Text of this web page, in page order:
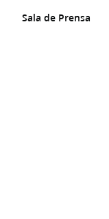
Sala de Prensa